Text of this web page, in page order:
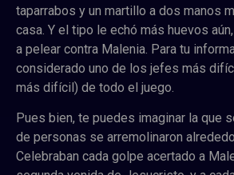
taparrabos y un martillo a dos manos
casa. Y el tipo le echó más huevos
a pelear contra Malenia. Para tu
considerado uno de los jefes más
más difícil) de todo el juego.
Pues bien, te puedes imaginar la que
de personas se arremolinaron
Celebraban cada golpe acertado a